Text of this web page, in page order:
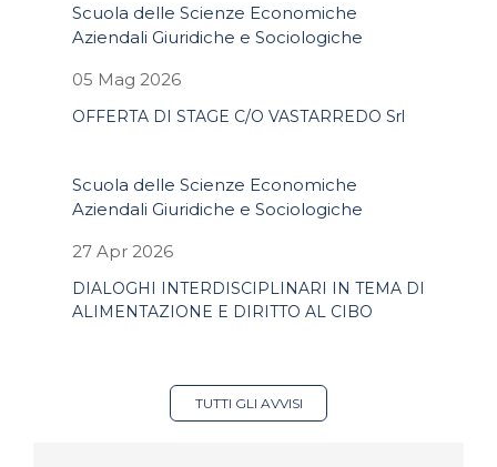
Scuola delle Scienze Economiche
Aziendali Giuridiche e Sociologiche
05 Mag 2026
OFFERTA DI STAGE C/O VASTARREDO Srl
Scuola delle Scienze Economiche
Aziendali Giuridiche e Sociologiche
27 Apr 2026
DIALOGHI INTERDISCIPLINARI IN TEMA DI
ALIMENTAZIONE E DIRITTO AL CIBO
TUTTI GLI AVVISI